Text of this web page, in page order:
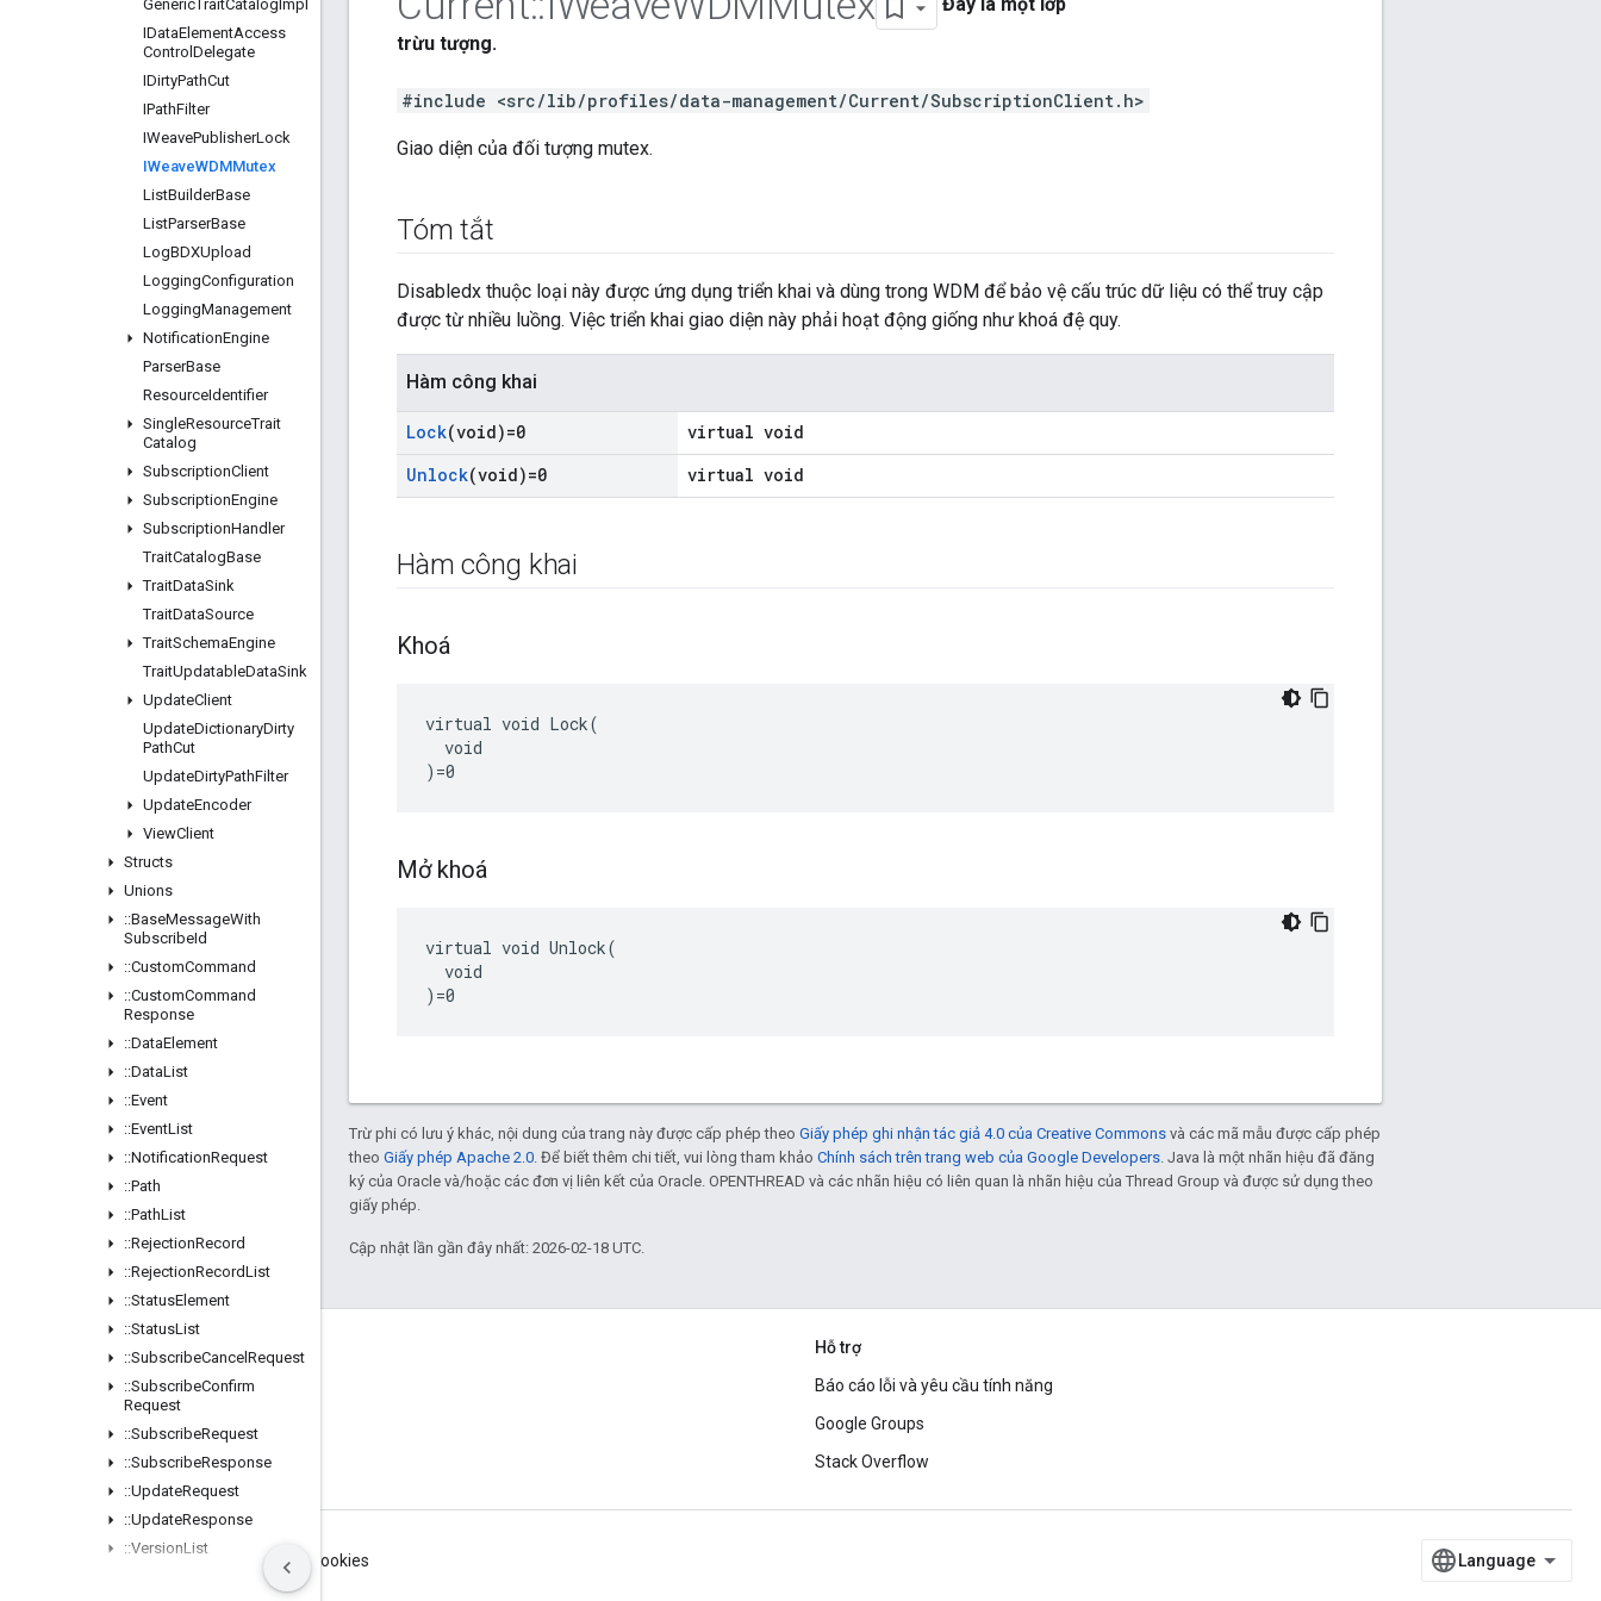
GenericTraitCatalogImpl
IDataElementAccess
Control Delegate
IDirtyPathCut
IPathFilter
IWeavePublisherLock
IWeaveWDMMutex
ListBuilderBase
ListParserBase
LogBDXUpload
LoggingConfiguration
LoggingManagement
NotificationEngine
ParserBase
ResourceIdentifier
SingleResourceTrait
Catalog
SubscriptionClient
SubscriptionEngine
SubscriptionHandler
TraitCatalogBase
TraitDataSink
TraitDataSource
TraitSchemaEngine
TraitUpdatableDataSink
UpdateClient
UpdateDictionaryDirty
PathCut
UpdateDirtyPathFilter
UpdateEncoder
ViewClient
Structs
Unions
::BaseMessageWith
SubscribeId
::CustomCommand
::CustomCommand
Response
::DataElement
::DataList
::Event
::EventList
::NotificationRequest
::Path
::PathList
::RejectionRecord
::RejectionRecordList
::StatusElement
::StatusList
::SubscribeCancel Request
::SubscribeConfirm
Request
::SubscribeRequest
::SubscribeResponse
::UpdateRequest
::UpdateResponse
::VersionList
Legacy
trừu tượng.
#include <src/lib/profiles/data-management/Current/SubscriptionClient.h>
Giao diện của đối tượng mutex.
Tóm tắt
Disabledx thuộc loại này được ứng dụng triển khai và dùng trong WDM để bảo vệ cấu trúc dữ liệu có thể truy cập
được từ nhiều luồng. Việc triển khai giao diện này phải hoạt động giống như khoá đệ quy.
Hàm công khai
Lock(void)=0
virtual void
Unlock(void)=0 virtual void
Hàm công khai
Khoá
virtual void Lock(
  void
)=0
Mở khoá
virtual void Unlock(
  void
)=0
Trừ phi có lưu ý khác, nội dung của trang này được cấp phép theo Giấy phép ghi nhận tác giả 4.0 của Creative Commons và các mã mẫu được cấp phép
theo Giấy phép Apache 2.0. Để biết thêm chi tiết, vui lòng tham khảo Chính sách trên trang web của Google Developers. Java là một nhãn hiệu đã đăng
ký của Oracle và/hoặc các đơn vị liên kết của Oracle. OPENTHREAD và các nhãn hiệu có liên quan là nhãn hiệu của Thread Group và được sử dụng theo
giấy phép.
Cập nhật lần gần đây nhất: 2026-02-18 UTC.
OpenWeave
OpenThread
Hỗ trợ
Báo cáo lỗi và yêu cầu tính năng
Google Groups
Stack Overflow
Manage cookies